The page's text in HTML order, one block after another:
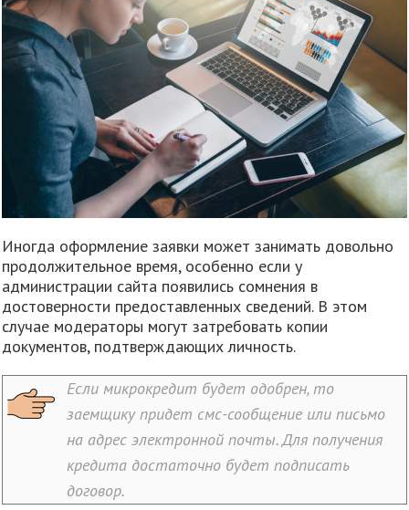
Иногда оформление заявки может занимать довольно
продолжительное время, особенно если у
администрации сайта появились сомнения в
достоверности предоставленных сведений. В этом
случае модераторы могут затребовать копии
документов, подтверждающих личность.
Если микрокредит будет одобрен, то
заемщику придет смс-сообщение или письмо
на адрес электронной почты. Для получения
кредита достаточно будет подписать
договор.